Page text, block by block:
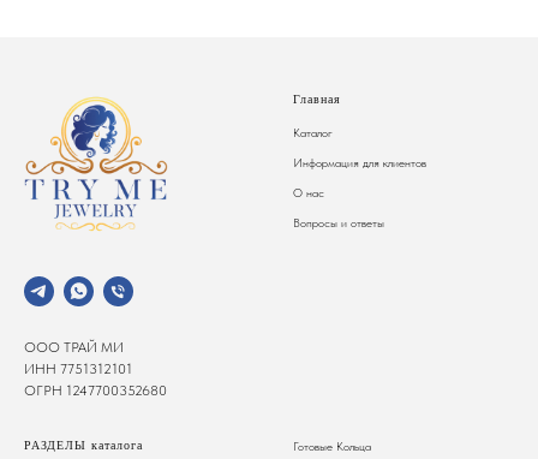
ООО ТРАЙ МИ
ИНН 7751312101
ОГРН 1247700352680
Главная
Каталог
Информация для клиентов
О нас
Вопросы и ответы
РАЗДЕЛЫ каталога Готовые Кольца